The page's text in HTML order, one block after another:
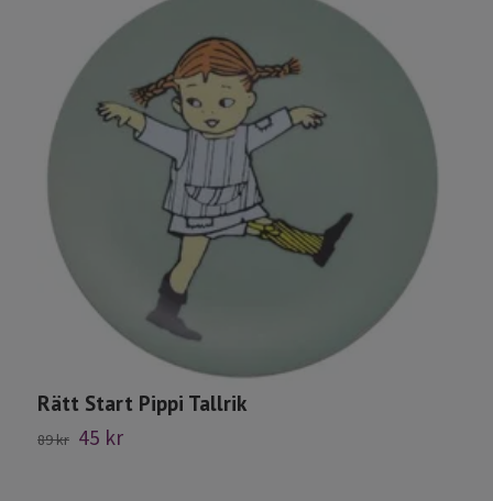
Rätt Start Pippi Tallrik
89 kr 45 kr